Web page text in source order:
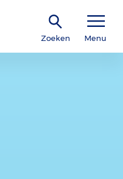
Zoeken Menu